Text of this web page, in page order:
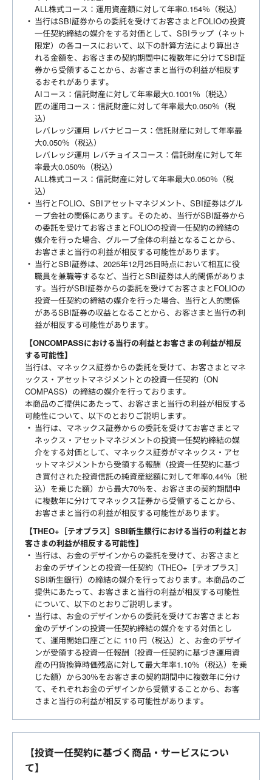
ALL株式コース：運用資産額に対して年率0.154％（税込）
当行はSBI証券からの委託を受けてお客さまとFOLIOの投資
一任契約締結の媒介をする対価として、SBIラップ（ネット
限定）の各コースにおいて、以下の計算方法により算出さ
れる金額を、お客さまの契約期間中に複数年に分けてSBI証
券から受領することから、お客さまと当行の利益が相反す
るおそれがあります。
AIコース：信託財産に対して年率最大0.1001％（税込）
匠の運用コース：信託財産に対して年率最大0.050％（税
込）
レバレッジ運用 レバナビコース：信託財産に対して年率最
大0.050％（税込）
レバレッジ運用 レバチョイスコース：信託財産に対して年
率最大0.050％（税込）
ALL株式コース：信託財産に対して年率最大0.050％（税
込）
当行とFOLIO、SBIアセットマネジメント、SBI証券はグル
ープ会社の関係にあります。そのため、当行がSBI証券から
の委託を受けてお客さまとFOLIOの投資一任契約の締結の
媒介を行った場合、グループ全体の利益となることから、
お客さまと当行の利益が相反する可能性があります。
当行とSBI証券は、2025年12月25日時点において相互に役
職員を兼職等するなど、当行とSBI証券は人的関係がありま
す。当行がSBI証券からの委託を受けてお客さまとFOLIOの
投資一任契約の締結の媒介を行った場合、当行と人的関係
があるSBI証券の収益となることから、お客さまと当行の利
益が相反する可能性があります。
【ONCOMPASSにおける当行の利益とお客さまの利益が相反
する可能性】
当行は、マネックス証券からの委託を受けて、お客さまとマネ
ックス・アセットマネジメントとの投資一任契約（ON
COMPASS）の締結の媒介を行っております。
本商品のご提供にあたって、お客さまと当行の利益が相反する
可能性について、以下のとおりご説明します。
当行は、マネックス証券からの委託を受けてお客さまとマ
ネックス・アセットマネジメントの投資一任契約締結の媒
介をする対価として、マネックス証券がマネックス・アセ
ットマネジメントから受領する報酬（投資一任契約に基づ
き買付された投資信託の純資産総額に対して年率0.44％（税
込）を乗じた額）から最大70％を、お客さまの契約期間中
に複数年に分けてマネックス証券から受領することから、
お客さまと当行の利益が相反する可能性があります。
【THEO+［テオプラス］SBI新生銀行における当行の利益とお
客さまの利益が相反する可能性】
当行は、お金のデザインからの委託を受けて、お客さまと
お金のデザインとの投資一任契約（THEO+［テオプラス］
SBI新生銀行）の締結の媒介を行っております。本商品のご
提供にあたって、お客さまと当行の利益が相反する可能性
について、以下のとおりご説明します。
当行は、お金のデザインからの委託を受けてお客さまとお
金のデザインの投資一任契約締結の媒介をする対価とし
て、運用開始口座ごとに 110 円（税込）と、お金のデザイ
ンが受領する投資一任報酬（投資一任契約に基づき運用資
産の円貨換算時価残高に対して最大年率1.10％（税込）を乗
じた額）から30％をお客さまの契約期間中に複数年に分け
て、それぞれお金のデザインから受領することから、お客
さまと当行の利益が相反する可能性があります。
【投資一任契約に基づく商品・サービスについ
て】